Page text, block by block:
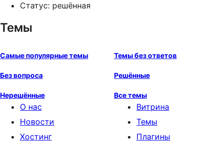
Статус: решённая
Темы
Самые популярные темы Темы без ответов
Без вопроса Решённые
Нерешённые Все темы
О нас
Новости
Хостинг
Витрина
Темы
Плагины